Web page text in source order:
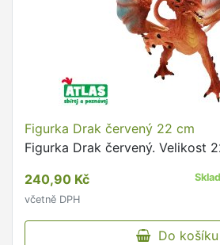
Figurka Drak červený 22 cm
Figurka Drak červený. Velikost
240,90 Kč
včetně DPH
Do košíku